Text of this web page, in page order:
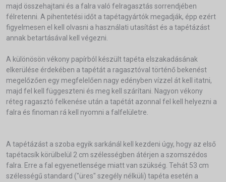
majd összehajtani és a falra való felragasztás sorrendjében
félretenni. A pihentetési időt a tapétagyártók megadják, épp ezért
figyelmesen el kell olvasni a használati utasítást és a tapétázást
annak betartásával kell végezni.
A különösön vékony papírból készült tapéta elszakadásának
elkerülése érdekében a tapétát a ragasztóval történő bekenést
megelőzően egy megfelelően nagy edényben vízzel át kell itatni,
majd fel kell függeszteni és meg kell szárítani. Nagyon vékony
réteg ragasztó felkenése után a tapétát azonnal fel kell helyezni a
falra és finoman rá kell nyomni a falfelületre.
A tapétázást a szoba egyik sarkánál kell kezdeni úgy, hogy az első
tapétacsík körülbelül 2 cm szélességben átérjen a szomszédos
falra. Erre a fal egyenetlensége miatt van szükség. Tehát 53 cm
szélességű standard ("üres" szegély nélküli) tapéta esetén a